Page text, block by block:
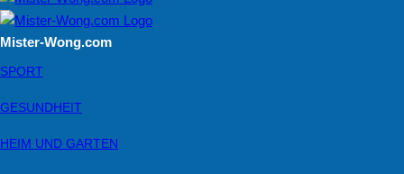
Mister-Wong.com
SPORT
GESUNDHEIT
HEIM UND GARTEN